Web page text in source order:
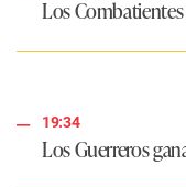
Los
19:34
Los Guerreros